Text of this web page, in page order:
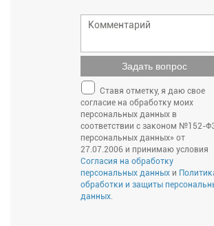
Задать вопрос
Ставя отметку, я даю свое
согласие на обработку моих
персональных данных в
соответствии с законом №152-
персональных данных» от
27.07.2006 и принимаю условия
Согласия на обработку
персональных данныхи
обработки и защиты
данных.